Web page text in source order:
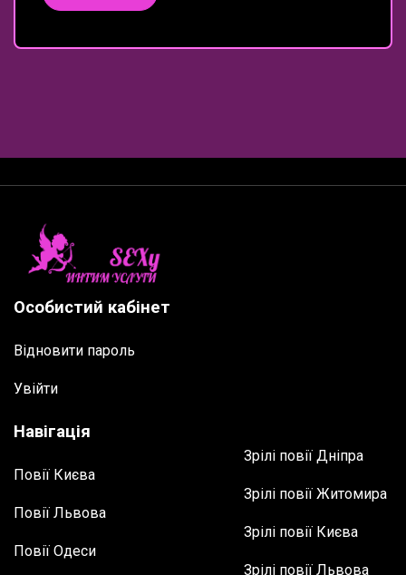
Особистий кабінет
Відновити пароль
Увійти
Навігація
Повії Києва
Повії Львова
Повії Одеси
Зрілі повії Дніпра
Зрілі повії Житомира
Зрілі повії Києва
Зрілі повії Львова